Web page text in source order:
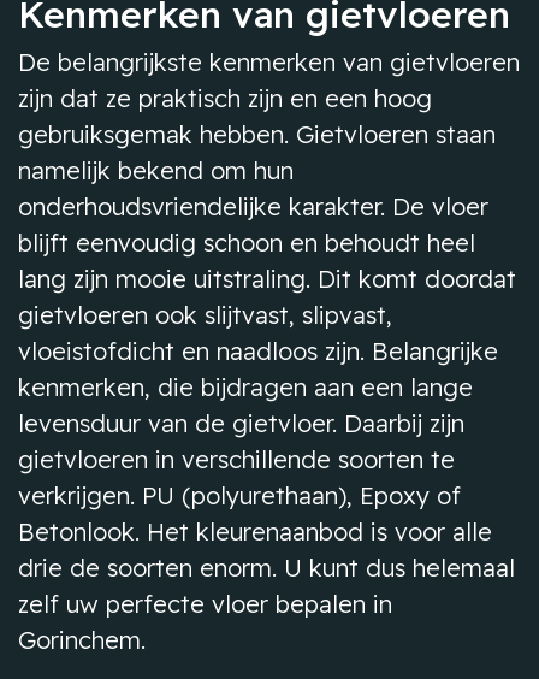
Kenmerken van gietvloeren
De belangrijkste kenmerken van gietvloeren
zijn dat ze praktisch zijn en een hoog
gebruiksgemak hebben. Gietvloeren staan
namelijk bekend om hun
onderhoudsvriendelijke karakter. De vloer
blijft eenvoudig schoon en behoudt heel
lang zijn mooie uitstraling. Dit komt doordat
gietvloeren ook slijtvast, slipvast,
vloeistofdicht en naadloos zijn. Belangrijke
kenmerken, die bijdragen aan een lange
levensduur van de gietvloer. Daarbij zijn
gietvloeren in verschillende soorten te
verkrijgen. PU (polyurethaan), Epoxy of
Betonlook. Het kleurenaanbod is voor alle
drie de soorten enorm. U kunt dus helemaal
zelf uw perfecte vloer bepalen in
Gorinchem.